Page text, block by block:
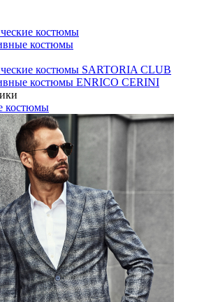
костюмы
костюмы
костюмы SARTORIA CLUB
костюмы ENRICO CERINI
костюмы